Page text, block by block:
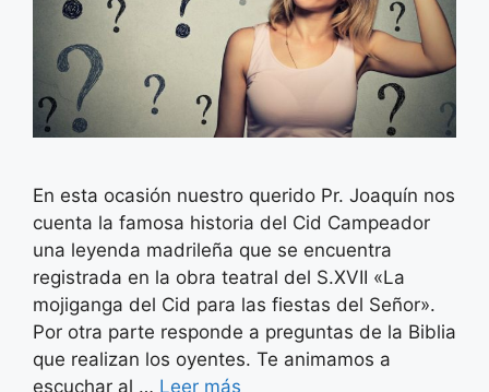
En esta ocasión nuestro querido Pr. Joaquín nos
cuenta la famosa historia del Cid Campeador
una leyenda madrileña que se encuentra
registrada en la obra teatral del S.XVII «La
mojiganga del Cid para las fiestas del Señor».
Por otra parte responde a preguntas de la Biblia
que realizan los oyentes. Te animamos a
escuchar al … Leer más